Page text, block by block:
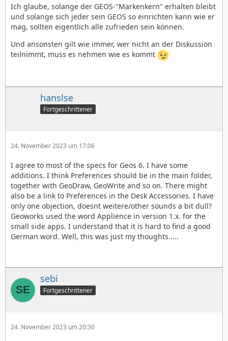
Ich glaube, solange der GEOS-"Markenkern" erhalten bleibt
und solange sich jeder sein GEOS so einrichten kann wie er
mag, sollten eigentlich alle zufrieden sein können.
Und ansonsten gilt wie immer, wer nicht an der Diskussion
teilnimmt, muss es nehmen wie es kommt
hanslse
Fortgeschrittener
24. November 2023 um 17:06
I agree to most of the specs for Geos 6. I have some
additions. I think Preferences should be in the main folder,
together with GeoDraw, GeoWrite and so on. There might
also be a link to Preferences in the Desk Accessories. I have
only one objection, doesnt weitere/other sounds a bit dull?
Geoworks used the word Applience in version 1.x. for the
small side apps. I understand that it is hard to find a good
German word. Well, this was just my thoughts.....
sebi
Fortgeschrittener
24. November 2023 um 20:30